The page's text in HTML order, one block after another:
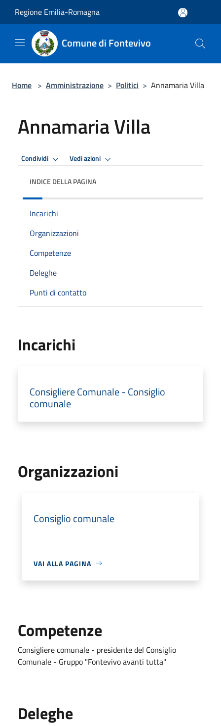
Regione Emilia-Romagna
Comune di Fontevivo
Home > Amministrazione > Politici > Annamaria Villa
Annamaria Villa
Condividi Vedi azioni
INDICE DELLA PAGINA
Incarichi
Organizzazioni
Competenze
Deleghe
Punti di contatto
Incarichi
Consigliere Comunale - Consiglio
comunale
Organizzazioni
Consiglio comunale
VAI ALLA PAGINA
Competenze
Consigliere comunale - presidente del Consiglio
Comunale - Gruppo "Fontevivo avanti tutta"
Deleghe